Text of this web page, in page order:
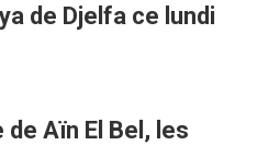
de Djelfa ce lundi
Aïn El Bel, les